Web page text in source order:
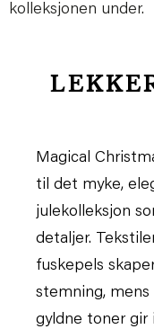
kolleksjonen under.
Magical
til det myke,
julekolleksjon
detaljer.
fuskepels
stemning,
gyldne toner